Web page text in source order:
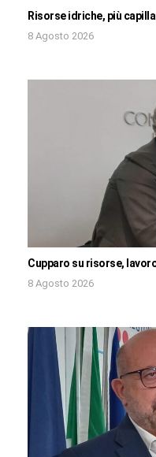
Risorse idriche, più
8 Agosto 2026
Cupparo su risorse,
8 Agosto 2026